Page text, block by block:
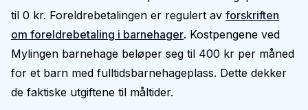
til 0 kr. Foreldrebetalingen er regulert av forskriften
om foreldrebetaling i barnehager. Kostpengene ved
Mylingen barnehage beløper seg til 400 kr per måned
for et barn med fulltidsbarnehageplass. Dette dekker
de faktiske utgiftene til måltider.